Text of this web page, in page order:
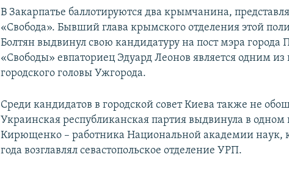
В Закарпатье баллотируются два крымчанина,
«Свобода». Бывший глава крымского отделения этой
Болтян выдвинул свою кандидатуру на пост мэра города
«Свободы» евпаториец Эдуард Леонов является одним из
городского головы Ужгорода.
Среди кандидатов в городской совет Киева также не
Украинская республиканская партия выдвинула в одном
Кирющенко – работника Национальной академии наук,
года возглавлял севастопольское отделение УРП.